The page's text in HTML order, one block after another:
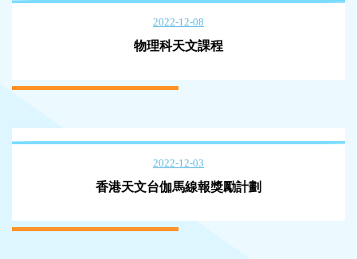
2022-12-08
物理科天文課程
2022-12-03
香港天文台伽馬線報獎勵計劃